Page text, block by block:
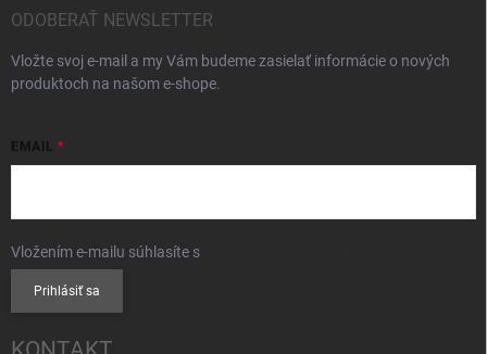
ODOBERAŤ NEWSLETTER
Vložte svoj e-mail a my Vám budeme zasielať informácie o nových
produktoch na našom e-shope.
EMAIL
Vložením e-mailu súhlasíte s
Prihlásiť sa